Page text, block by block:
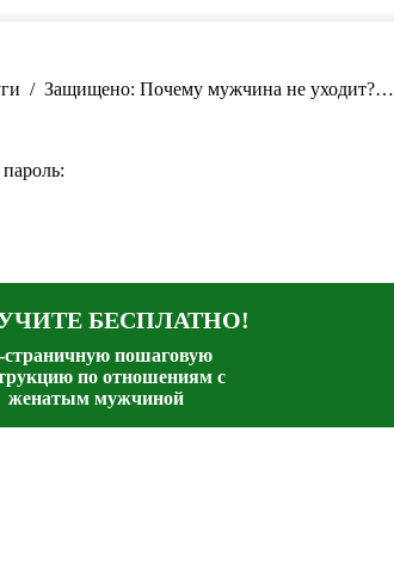
Защищено: Почему мужчина не уходит?…
БЕСПЛАТНО!
страничную пошаговую
по отношениям с
женатым мужчиной